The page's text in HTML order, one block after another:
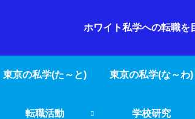
ホワイト私学への転職を
東京の私学(た～と) 東京の私学(な～わ)
転職活動 学校研究